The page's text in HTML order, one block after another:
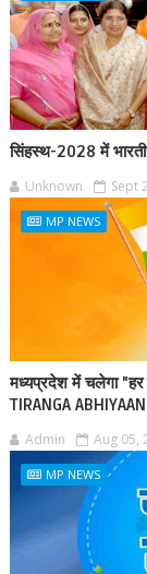
सिंहस्थ-2028 में
Unknown Sept
MP NEWS
मध्यप्रदेश में चलेगा "हर
TIRANGA ABHIYAAN
Admin Aug 05,
MP NEWS